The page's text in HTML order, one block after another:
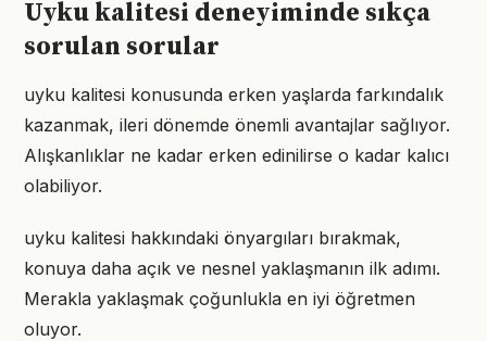
Uyku kalitesi deneyiminde sıkça
sorulan sorular
uyku kalitesi konusunda erken yaşlarda farkındalık
kazanmak, ileri dönemde önemli avantajlar sağlıyor.
Alışkanlıklar ne kadar erken edinilirse o kadar kalıcı
olabiliyor.
uyku kalitesi hakkındaki önyargıları bırakmak,
konuya daha açık ve nesnel yaklaşmanın ilk adımı.
Merakla yaklaşmak çoğunlukla en iyi öğretmen
oluyor.